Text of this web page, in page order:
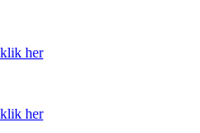
klik her
klik her